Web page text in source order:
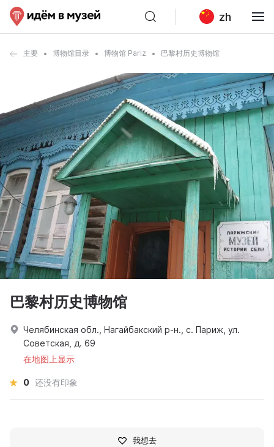
zh
主要 博物馆目录 博物馆 Pariz 巴黎村历史博物馆
巴黎村历史博物馆
Челябинская обл., Нагайбакский р-н., с. Париж, ул.
Советская, д. 69
在地图上显示
0 还没有印象
我想去